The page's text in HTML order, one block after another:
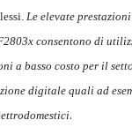
Le elevate
consentono di
a basso costo per il
digitale quali ad
.